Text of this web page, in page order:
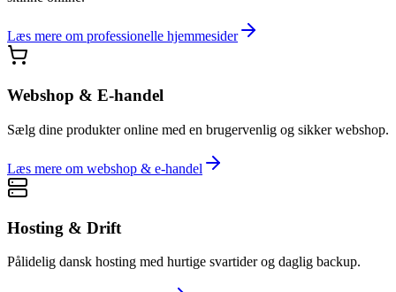
Læs mere om professionelle hjemmesider
Webshop & E-handel
Sælg dine produkter online med en brugervenlig og sikker webshop.
Læs mere om webshop & e-handel
Hosting & Drift
Pålidelig dansk hosting med hurtige svartider og daglig backup.